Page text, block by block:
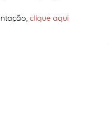
clique aqui